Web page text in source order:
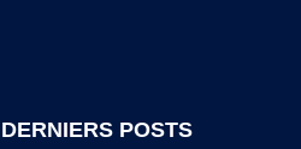
DERNIERS POSTS